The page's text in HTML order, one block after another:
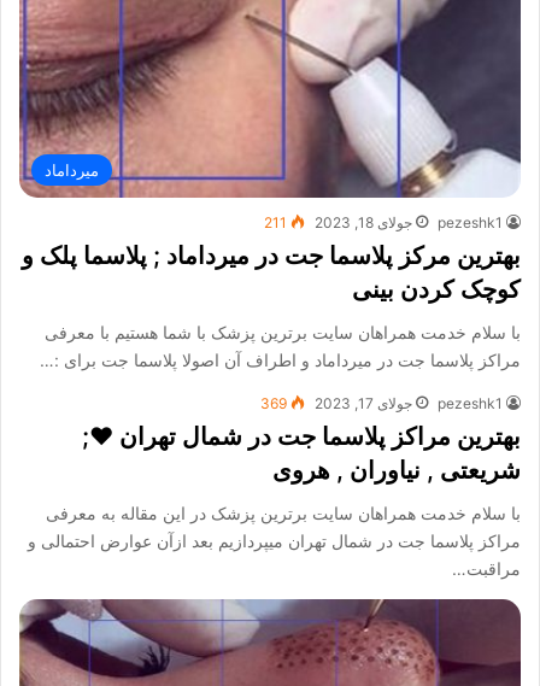
میرداماد
pezeshk1 جولای 18, 2023 211
بهترین مرکز پلاسما جت در میرداماد ; پلاسما پلک و
کوچک کردن بینی
با سلام خدمت همراهان سایت برترین پزشک با شما هستیم با معرفی
مراکز پلاسما جت در میرداماد و اطراف آن اصولا پلاسما جت برای :…
pezeshk1 جولای 17, 2023 369
بهترین مراکز پلاسما جت در شمال تهران ❤️;
شریعتی , نیاوران , هروی
با سلام خدمت همراهان سایت برترین پزشک در این مقاله به معرفی
مراکز پلاسما جت در شمال تهران میپردازیم بعد ازآن عوارض احتمالی و
مراقبت…